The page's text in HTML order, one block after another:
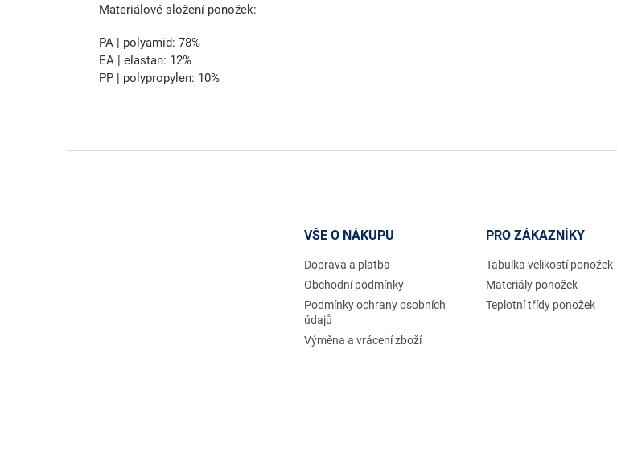
Materiálové složení ponožek:
PA | polyamid: 78%
EA | elastan: 12%
PP | polypropylen: 10%
VŠE O NÁKUPU
Doprava a platba
Obchodní podmínky
Podmínky ochrany osobních
údajů
Výměna a vrácení zboží
PRO ZÁKAZNÍKY
Tabulka velikostí ponožek
Materiály ponožek
Teplotní třídy ponožek